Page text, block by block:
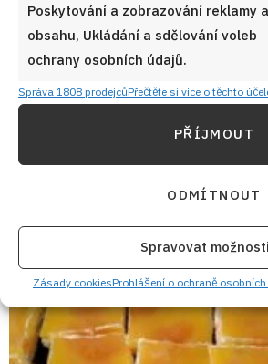
Poskytování a zobrazování reklamy a
obsahu, Ukládání a sdělování voleb
ochrany osobních údajů.
Správa 1808 prodejcůPřečtěte si více o těchto
PŘÍJMOUT
ODMÍTNOUT
Spravovat možnosti
Zásady cookiesProhlášení o ochraně
Nepečený dort ze sušenek Lotus s
dezert bez zapnutí